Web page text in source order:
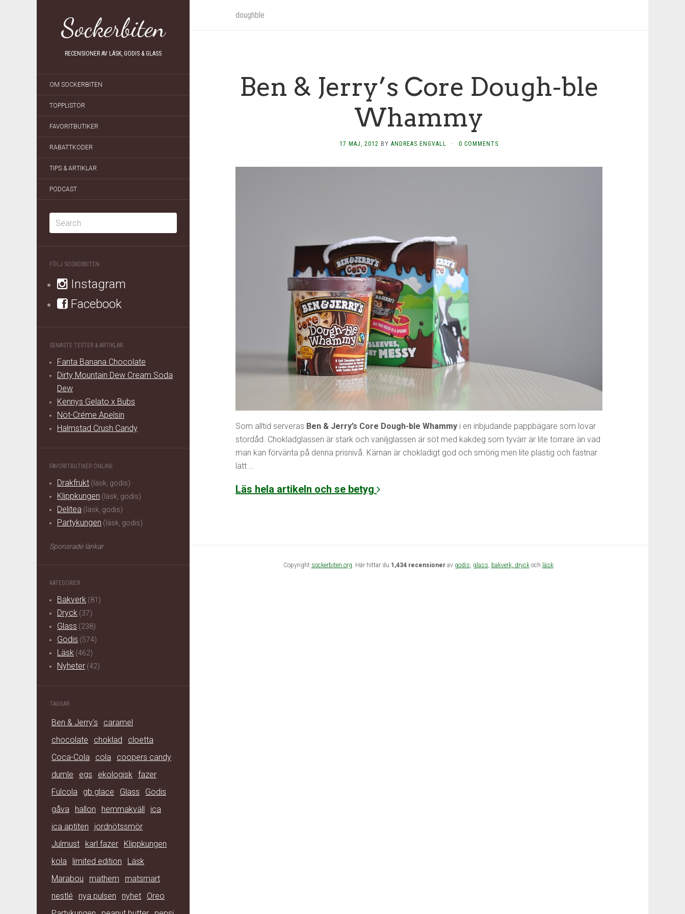
Sockerbiten
RECENSIONER AV LÄSK, GODIS & GLASS
OM SOCKERBITEN
TOPPLISTOR
FAVORITBUTIKER
RABATTKODER
TIPS & ARTIKLAR
PODCAST
FÖLJ SOCKERBITEN
Instagram
Facebook
SENASTE TESTER & ARTIKLAR
Fanta Banana Chocolate
Dirty Mountain Dew Cream Soda
Dew
Kennys Gelato x Bubs
Nöt-Créme Apelsin
Halmstad Crush Candy
FAVORITBUTIKER ONLINE
Drakfrukt (läsk, godis)
Klippkungen (läsk, godis)
Delitea (läsk, godis)
Partykungen (läsk, godis)
Sponsrade länkar
KATEGORIER
Bakverk (81)
Dryck (37)
Glass (238)
Godis (574)
Läsk (462)
Nyheter (42)
TAGGAR
Ben & Jerry's
caramel
chocolate
choklad
cloetta
Coca-Cola
cola
coopers candy
dumle
egs ekologisk fazer
Fulcola
gb glace Glass
Godis
gåva
hallon hemmakväll
ica
ica aptiten
jordnötssmör
Julmust
karl fazer
Klippkungen
kola
limited edition
Läsk
Marabou
mathem
matsmart
nestlé
nya pulsen nyhet
Oreo
doughble
Ben & Jerry’s Core Dough-ble
Whammy
17 MAJ, 2012 BY ANDREAS ENGVALL · 0 COMMENTS
Som alltid serveras Ben & Jerry’s Core Dough-ble Whammy i en inbjudande pappbägare som lovar
stordåd. Chokladglassen är stark och vaniljglassen är söt med kakdeg som tyvärr är lite torrare än vad
man kan förvänta på denna prisnivå. Kärnan är chokladigt god och smörig men lite plastig och fastnar
lätt …
Läs hela artikeln och se betyg
Copyright sockerbiten.org. Här hittar du 1,434 recensionerav godis, glass, bakverk, dryckoch läsk.